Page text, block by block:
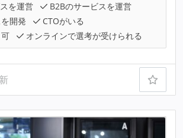
を運営
B2Bのサービスを運営
開発
CTOがいる
オンラインで選考が受けられる